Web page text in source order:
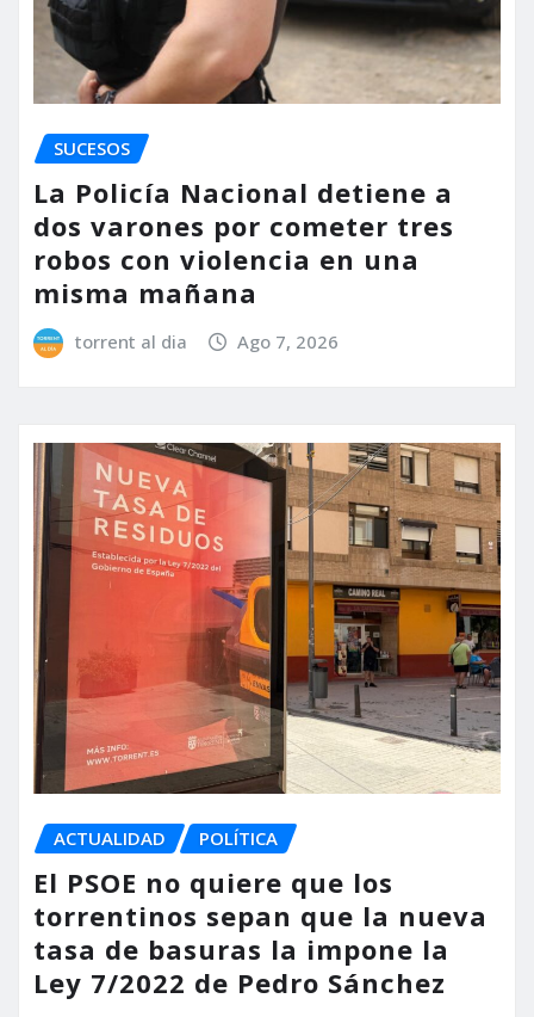
SUCESOS
La Policía Nacional detiene a
dos varones por cometer tres
robos con violencia en una
misma mañana
torrent al dia Ago 7, 2026
ACTUALIDAD POLÍTICA
El PSOE no quiere que los
torrentinos sepan que la nueva
tasa de basuras la impone la
Ley 7/2022 de Pedro Sánchez